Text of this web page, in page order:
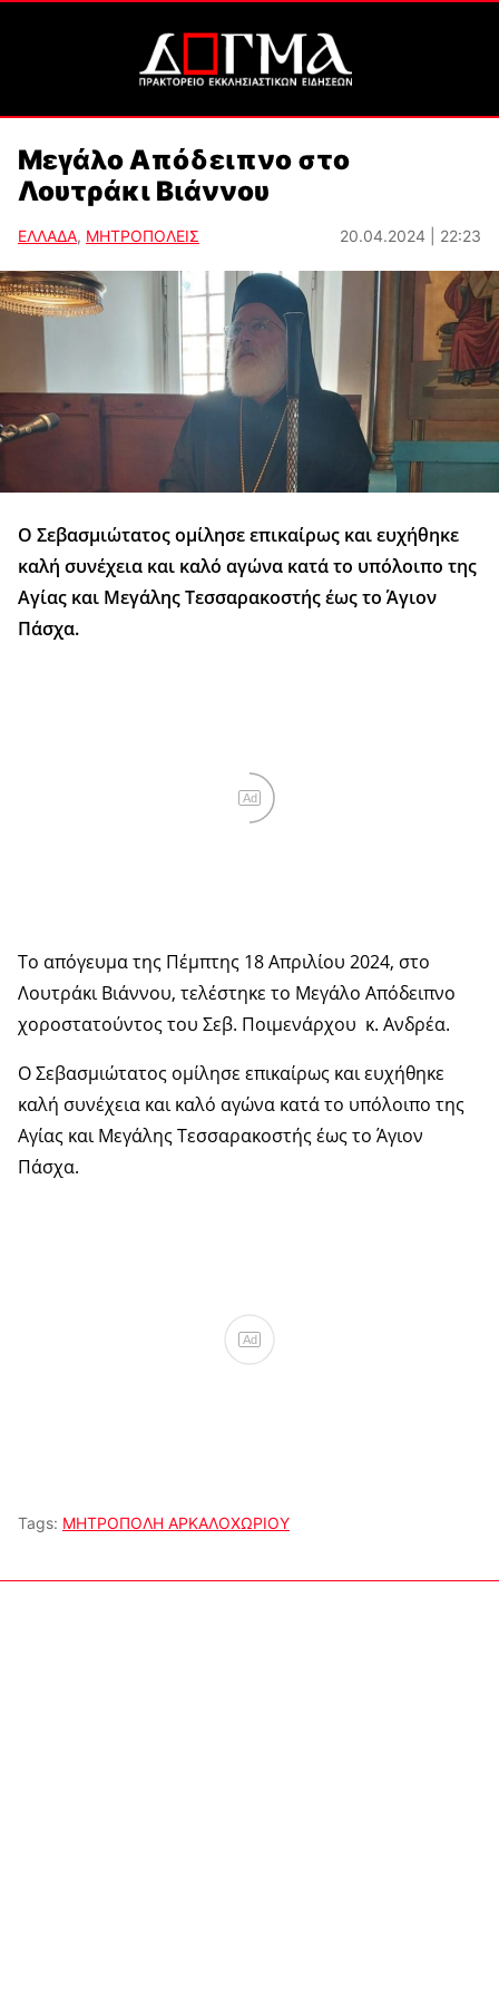
Μεγάλο Απόδειπνο στο
Λουτράκι Βιάννου
ΕΛΛΑΔΑ, ΜΗΤΡΟΠΟΛΕΙΣ 20.04.2024 | 22:23
Ο Σεβασμιώτατος ομίλησε επικαίρως και ευχήθηκε
καλή συνέχεια και καλό αγώνα κατά το υπόλοιπο της
Αγίας και Μεγάλης Τεσσαρακοστής έως το Άγιον
Πάσχα.
Ad
Το απόγευμα της Πέμπτης 18 Απριλίου 2024, στο
Λουτράκι Βιάννου, τελέστηκε το Μεγάλο Απόδειπνο
χοροστατούντος του Σεβ. Ποιμενάρχου κ. Ανδρέα.
Ο Σεβασμιώτατος ομίλησε επικαίρως και ευχήθηκε
καλή συνέχεια και καλό αγώνα κατά το υπόλοιπο της
Αγίας και Μεγάλης Τεσσαρακοστής έως το Άγιον
Πάσχα.
Ad
Tags: ΜΗΤΡΟΠΟΛΗ ΑΡΚΑΛΟΧΩΡΙΟΥ